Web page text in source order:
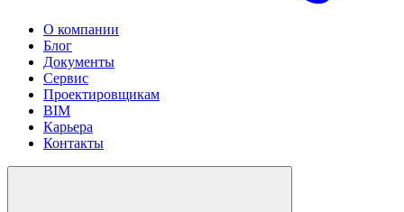
О компании
Блог
Документы
Сервис
Проектировщикам
BIM
Карьера
Контакты